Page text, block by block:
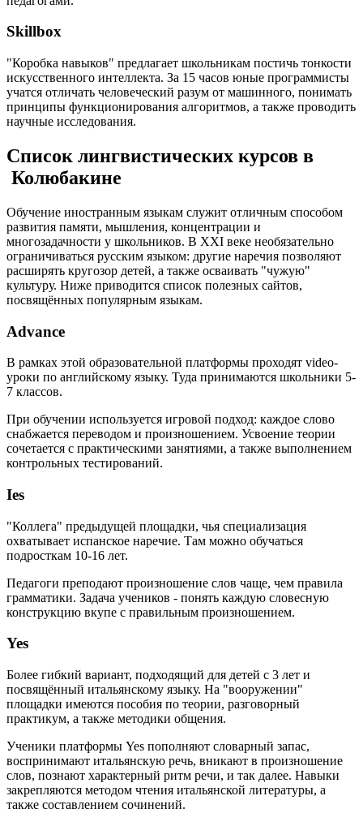
Skillbox
"Коробка навыков" предлагает школьникам постичь тонкости
искусственного интеллекта. За 15 часов юные программисты
учатся отличать человеческий разум от машинного, понимать
принципы функционирования алгоритмов, а также проводить
научные исследования.
Список лингвистических курсов в
Колюбакине
Обучение иностранным языкам служит отличным способом
развития памяти, мышления, концентрации и
многозадачности у школьников. В XXI веке необязательно
ограничиваться русским языком: другие наречия позволяют
расширять кругозор детей, а также осваивать "чужую"
культуру. Ниже приводится список полезных сайтов,
посвящённых популярным языкам.
Advance
В рамках этой образовательной платформы проходят video-
уроки по английскому языку. Туда принимаются школьники 5-
7 классов.
При обучении используется игровой подход: каждое слово
снабжается переводом и произношением. Усвоение теории
сочетается с практическими занятиями, а также выполнением
контрольных тестирований.
Ies
"Коллега" предыдущей площадки, чья специализация
охватывает испанское наречие. Там можно обучаться
подросткам 10-16 лет.
Педагоги преподают произношение слов чаще, чем правила
грамматики. Задача учеников - понять каждую словесную
конструкцию вкупе с правильным произношением.
Yes
Более гибкий вариант, подходящий для детей с 3 лет и
посвящённый итальянскому языку. На "вооружении"
площадки имеются пособия по теории, разговорный
практикум, а также методики общения.
Ученики платформы Yes пополняют словарный запас,
воспринимают итальянскую речь, вникают в произношение
слов, познают характерный ритм речи, и так далее. Навыки
закрепляются методом чтения итальянской литературы, а
также составлением сочинений.